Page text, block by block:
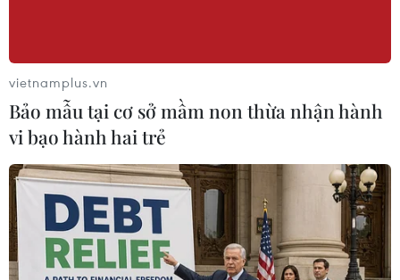
Indonesia lo ngại "những cỗ máy giết
người" đã hoạt động ở Philippines
04/06/2017 11:44
vietnamplus.vn
Bảo mẫu tại cơ sở mầm non thừa nhận hành
vi bạo hành hai trẻ